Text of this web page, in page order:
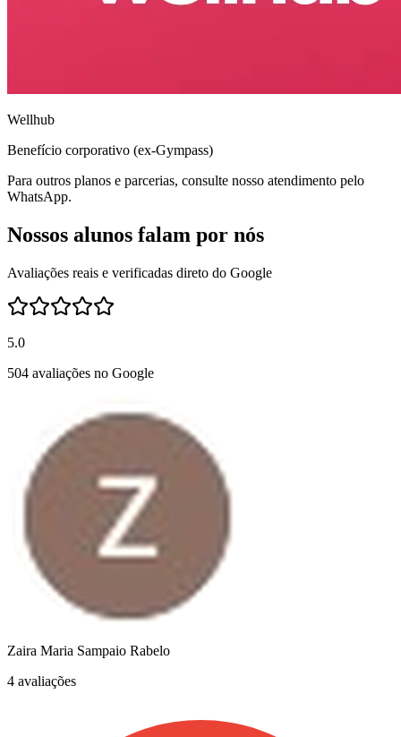
Wellhub
Benefício corporativo (ex-Gympass)
Para outros planos e parcerias, consulte nosso atendimento pelo
WhatsApp.
Nossos alunos falam por nós
Avaliações reais e verificadas direto do Google
5.0
504 avaliações no Google
Zaira Maria Sampaio Rabelo
4 avaliações